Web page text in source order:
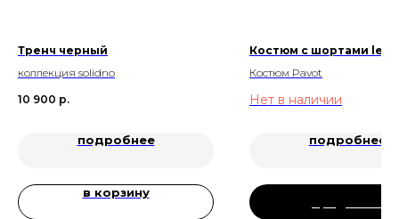
Тренч черный
коллекция solidno
10 900 р.
подробнее
в корзину
Костюм с шортами le
Костюм Pavot
Нет в наличии
подробнее